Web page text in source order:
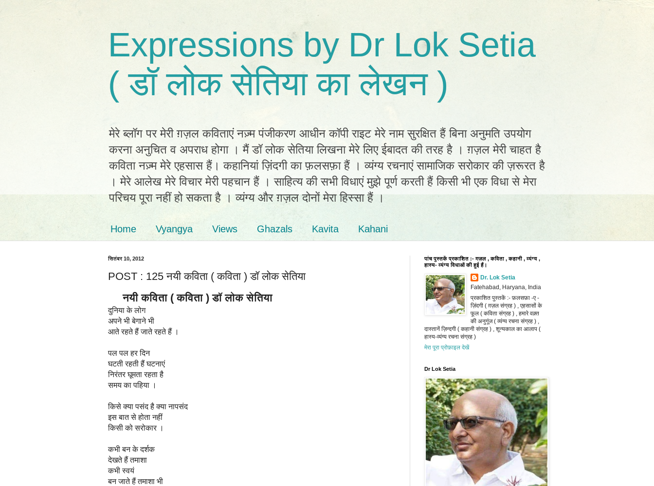
Expressions by Dr Lok Setia
( डॉ लोक सेतिया का लेखन )
मेरे ब्लॉग पर मेरी ग़ज़ल कविताएं नज़्म पंजीकरण आधीन कॉपी राइट मेरे नाम सुरक्षित हैं बिना अनुमति उपयोग
करना अनुचित व अपराध होगा । मैं डॉ लोक सेतिया लिखना मेरे लिए ईबादत की तरह है । ग़ज़ल मेरी चाहत है
कविता नज़्म मेरे एहसास हैं। कहानियां ज़िंदगी का फ़लसफ़ा हैं । व्यंग्य रचनाएं सामाजिक सरोकार की ज़रूरत है
। मेरे आलेख मेरे विचार मेरी पहचान हैं । साहित्य की सभी विधाएं मुझे पूर्ण करती हैं किसी भी एक विधा से मेरा
परिचय पूरा नहीं हो सकता है । व्यंग्य और ग़ज़ल दोनों मेरा हिस्सा हैं ।
Home Vyangya Views Ghazals Kavita Kahani
सितंबर 10, 2012
POST : 125 नयी कविता ( कविता ) डॉ लोक सेतिया
नयी कविता ( कविता ) डॉ लोक सेतिया
दुनिया के लोग
अपने भी बेगाने भी
आते रहते हैं जाते रहते हैं ।
पल पल हर दिन
घटती रहती हैं घटनाएं
निरंतर घूमता रहता है
समय का पहिया ।
किसे क्या पसंद है क्या नापसंद
इस बात से होता नहीं
किसी को सरोकार ।
कभी बन के दर्शक
देखते हैं तमाशा
कभी स्वयं
बन जाते हैं तमाशा भी
पांच पुस्तकें प्रकाशित :- ग़ज़ल , कविता , कहानी , व्यंग्य ,
हास्य- व्यंग्य विधाओं की हुई हैं।
Dr. Lok Setia
Fatehabad, Haryana, India
प्रकाशित पुस्तकें :- फ़लसफ़ा -ए -
ज़िंदगी ( ग़ज़ल संग्रह ) , एहसासों के
फूल ( कविता संग्रह ) , हमारे वक़्त
की अनुगूंज ( व्यंग्य रचना संग्रह ) ,
दास्तानें ज़िन्दगी ( कहानी संग्रह ) , शून्यकाल का आलाप (
हास्य-व्यंग्य रचना संग्रह )
मेरा पूरा प्रोफ़ाइल देखें
Dr Lok Setia